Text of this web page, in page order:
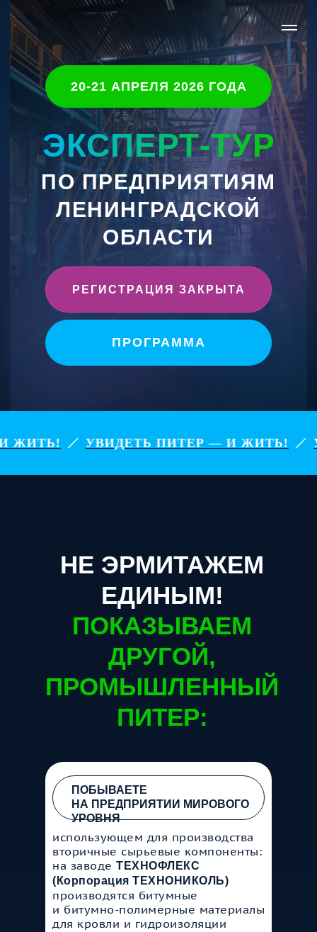
ПО ПРЕДПРИЯТИЯМ
ЛЕНИНГРАДСКОЙ
ОБЛАСТИ
ЭКСПЕРТ-ТУР
РЕГИСТРАЦИЯ ЗАКРЫТА
ПРОГРАММА
20-21 АПРЕЛЯ 2026 ГОДА
ПИТЕР — И ЖИТЬ! УВИДЕТЬ
НЕ ЭРМИТАЖЕМ
ЕДИНЫМ!
ПОКАЗЫВАЕМ
ДРУГОЙ,
ПРОМЫШЛЕННЫЙ
ПИТЕР:
использующем для производства
вторичные сырьевые компоненты:
на заводе ТЕХНОФЛЕКС
(Корпорация ТЕХНОНИКОЛЬ)
производятся битумные
и битумно-полимерные материалы
для кровли и гидроизоляции
ПОБЫВАЕТЕ
НА ПРЕДПРИЯТИИ МИРОВОГО
УРОВНЯ